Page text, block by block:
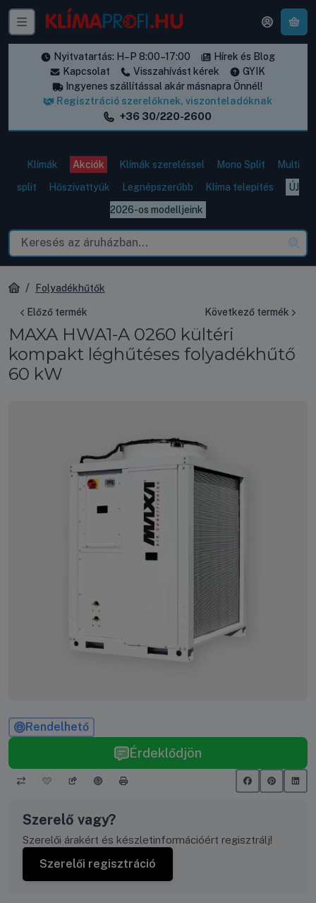
Nyitvatartás: H–P 8:00–17:00
Hírek és Blog
Kapcsolat
Visszahívást kérek
GYIK
Ingyenes szállítással akár másnapra Önnél!
Regisztráció szerelőknek, viszonteladóknak
+36 30/220-2600
Klímák Akciók Klímák szereléssel Mono Split
Multi
split
Hőszivattyúk Legnépszerűbb Klíma telepítés
ÚJ
2026-os modelljeink
Folyadékhűtők
Előző termék Következő termék
MAXA HWA1-A 0260 kültéri
kompakt léghűtéses folyadékhűtő
60 kW
Rendelhető
Érdeklődjön
Szerelő vagy?
Szerelői árakért és készletinformációért regisztrálj!
Szerelői regisztráció